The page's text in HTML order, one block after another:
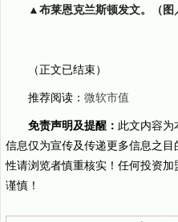
▲布莱恩克兰斯顿发文。（图
（正文已结束）
推荐阅读： 微软市值
免责声明及提醒： 此文内容为
信息仅为宣传及传递更多信息之
性请浏览者慎重核实！任何投资
谨慎！